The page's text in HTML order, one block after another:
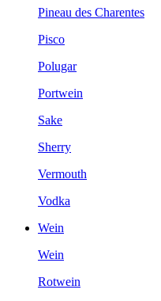
Pineau des Charentes
Pisco
Polugar
Portwein
Sake
Sherry
Vermouth
Vodka
Wein
Wein
Rotwein